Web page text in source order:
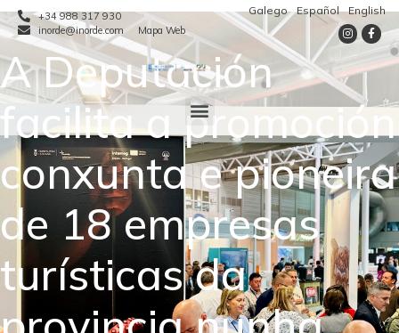
+34 988 317 930
inorde@inorde.com
Mapa Web
Galego Español English
A Deputación
facilita a promoción
conxunta e pioneira
de 18 empresas
turísticas da